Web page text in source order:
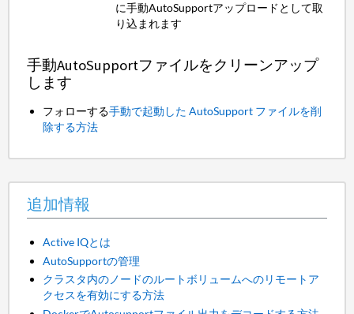
に手動AutoSupportアップロードとして取
り込まれます
手動AutoSupportファイルをクリーンアップ
します
フォローする手動で起動した AutoSupport ファイルを削
除する方法
追加情報
Active IQとは
AutoSupportの管理
クラスタ内のノードのルートボリュームへのリモートア
クセスを有効にする方法